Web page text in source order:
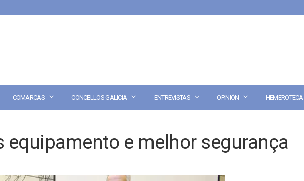
COMARCAS CONCELLOS GALICIA ENTREVISTAS OPINIÓN HEMEROTECA
equipamento e melhor segurança